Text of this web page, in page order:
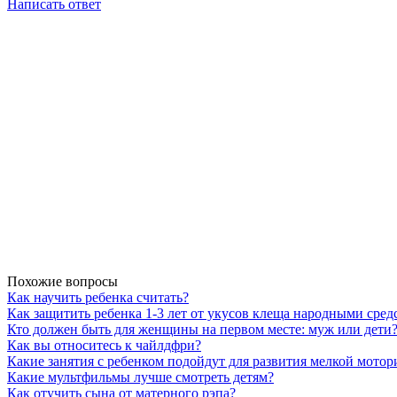
Написать ответ
Похожие вопросы
Как научить ребенка считать?
Как защитить ребенка 1-3 лет от укусов клеща народными
Кто должен быть для женщины на первом месте: муж или дети?
Как вы относитесь к чайлдфри?
Какие занятия с ребенком подойдут для развития мелкой
Какие мультфильмы лучше смотреть детям?
Как отучить сына от матерного рэпа?